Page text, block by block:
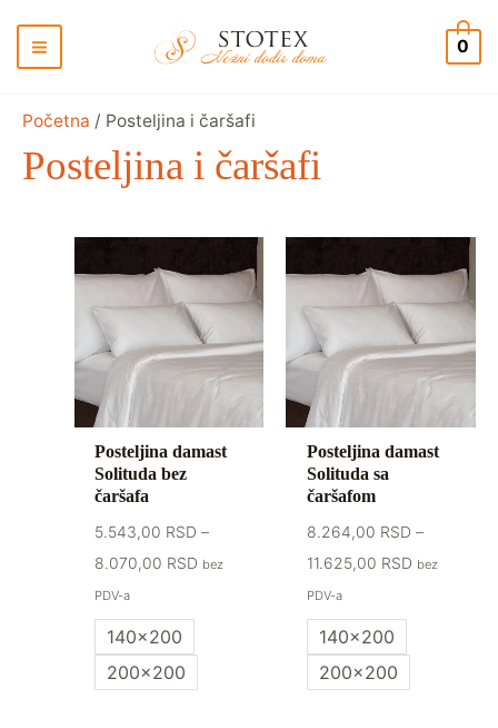
sadržaj
0
Početna / Posteljina i čaršafi
Posteljina i čaršafi
Posteljina damast
Solituda bez
čaršafa
5.543,00 RSD –
8.070,00 RSD
od
5.543,00 RSD
do
8.070,00 RSD
bez
PDV-a
140x200
200x200
Posteljina damast
Solituda sa
čaršafom
8.264,00 RSD –
11.625,00 RSD
od
8.264,00
do
11.625,00
bez
PDV-a
140x200
200x200